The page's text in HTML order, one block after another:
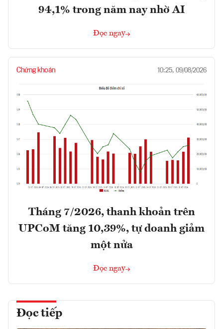
94,1% trong năm nay nhờ AI
Đọc ngay
Chứng khoán 10:25, 09/08/2026
Tháng 7/2026, thanh khoản trên
UPCoM tăng 10,39%, tự doanh giảm
một nửa
Đọc ngay
Đọc tiếp